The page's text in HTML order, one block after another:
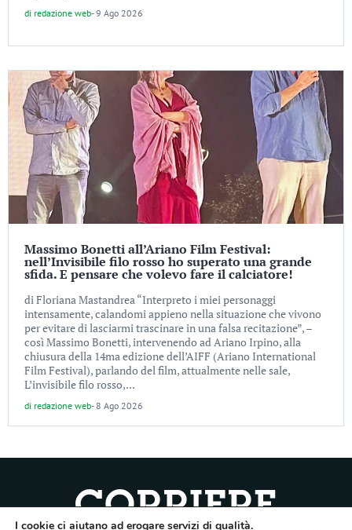
di redazione web-9 Ago 2026
Massimo Bonetti all’Ariano Film Festival:
nell’Invisibile filo rosso ho superato una grande
sfida. E pensare che volevo fare il calciatore!
di Floriana Mastandrea “Interpreto i miei personaggi
intensamente, calandomi appieno nella situazione che vivono
per evitare di lasciarmi trascinare in una falsa recitazione”, –
così Massimo Bonetti, intervenendo ad Ariano Irpino, alla
chiusura della 14ma edizione dell’AIFF (Ariano International
Film Festival), parlando del film, attualmente nelle sale,
L’invisibile filo rosso,...
di redazione web- 8 Ago 2026
I cookie ci aiutano ad erogare servizi di qualità.